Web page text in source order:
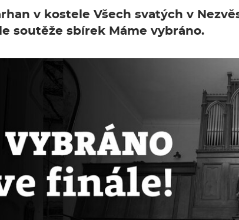
v kostele Všech svatých v
soutěže sbírek Máme vybráno.